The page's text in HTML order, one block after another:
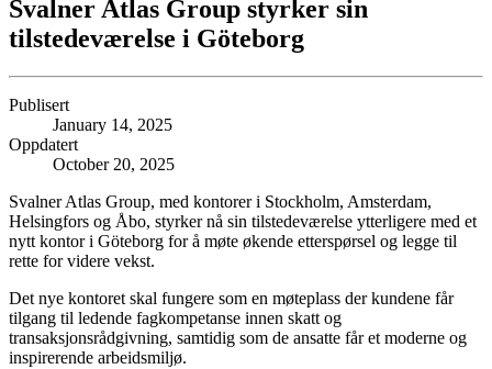
Svalner Atlas Group styrker sin
tilstedeværelse i Göteborg
Publisert
January 14, 2025
Oppdatert
October 20, 2025
Svalner Atlas Group, med kontorer i Stockholm, Amsterdam,
Helsingfors og Åbo, styrker nå sin tilstedeværelse ytterligere med et
nytt kontor i Göteborg for å møte økende etterspørsel og legge til
rette for videre vekst.
Det nye kontoret skal fungere som en møteplass der kundene får
tilgang til ledende fagkompetanse innen skatt og
transaksjonsrådgivning, samtidig som de ansatte får et moderne og
inspirerende arbeidsmiljø.